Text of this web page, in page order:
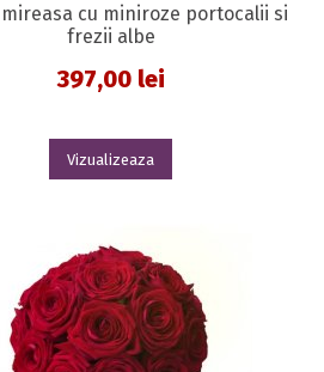
cu miniroze portocalii si
frezii albe
397,00 lei
Vizualizeaza